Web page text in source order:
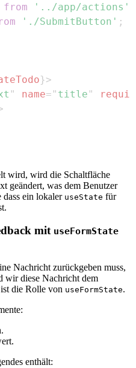
from '../app/actions'
'./SubmitButton' ;
}>
" name= " title "
wird, wird die Schaltfläche
geändert, was dem Benutzer
dass ein lokaler useState für
mit useFormState
Nachricht zurückgeben muss,
wir diese Nachricht dem
die Rolle von useFormState.
enthält: